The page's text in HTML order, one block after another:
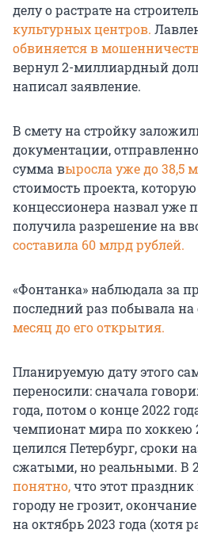
делу о растрате на
культурных центров.
обвиняется в
вернул 2-миллиардный
написал заявление.
В смету на стройку
документации,
сумма выросла уже до 38,5
стоимость проекта,
концессионера назвал уже
получила разрешение на
составила 60 млрд рублей.
«Фонтанка» наблюдала за
последний раз побывала на
месяц до его открытия.
Планируемую дату этого
переносили: сначала
года, потом о конце 2022
чемпионат мира по хоккею
целился Петербург, сроки
сжатыми, но реальными. В
понятно,что этот
городу не грозит,
на октябрь 2023 года (хотя